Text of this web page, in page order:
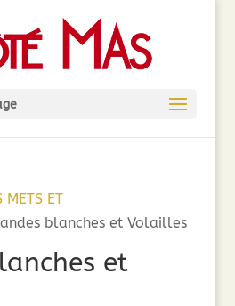
METS ET
blanches et Volailles
et